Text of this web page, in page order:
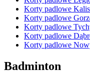
Korty padlowe
Korty padlowe
Korty padlowe
Korty padlowe
Korty padlowe
Badminton